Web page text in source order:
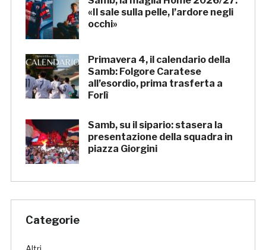
«Il sale sulla pelle, l’ardore negli
occhi»
Primavera 4, il calendario della
Samb: Folgore Caratese
all’esordio, prima trasferta a
Forlì
Samb, su il sipario: stasera la
presentazione della squadra in
piazza Giorgini
Categorie